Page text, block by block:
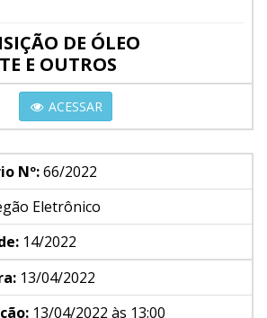
DE ÓLEO
E OUTROS
ACESSAR
Nº:66/2022
Eletrônico
14/2022
13/04/2022
13/04/2022 às 13:00